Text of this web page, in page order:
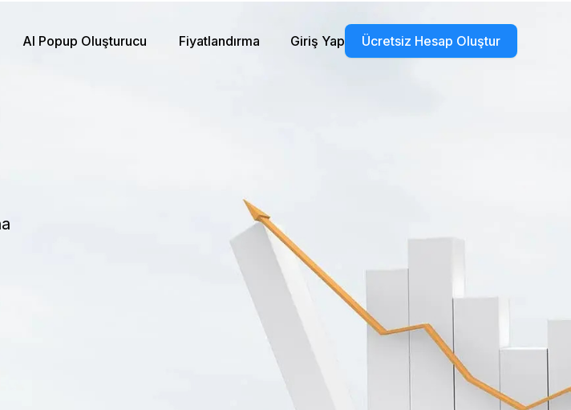
AI Popup Oluşturucu Fiyatlandırma Giriş Yap Ücretsiz Hesap Oluştur